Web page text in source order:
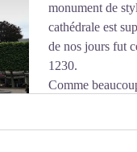
monument de
cathédrale est
de nos jours fut
1230.
Comme